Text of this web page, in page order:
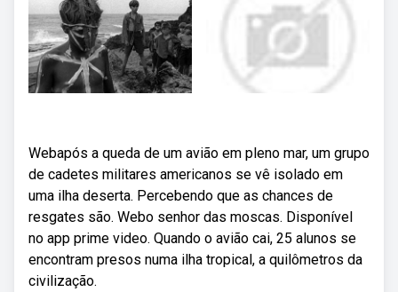
Webapós a queda de um avião em pleno mar, um grupo
de cadetes militares americanos se vê isolado em
uma ilha deserta. Percebendo que as chances de
resgates são. Webo senhor das moscas. Disponível
no app prime video. Quando o avião cai, 25 alunos se
encontram presos numa ilha tropical, a quilômetros da
civilização.